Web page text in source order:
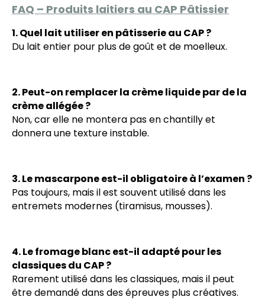
FAQ – Produits laitiers au CAP Pâtissier
1. Quel lait utiliser en pâtisserie au CAP ?
Du lait entier pour plus de goût et de moelleux.
2. Peut-on remplacer la crème liquide par de la
crème allégée ?
Non, car elle ne montera pas en chantilly et
donnera une texture instable.
3. Le mascarpone est-il obligatoire à l’examen ?
Pas toujours, mais il est souvent utilisé dans les
entremets modernes (tiramisus, mousses).
4. Le fromage blanc est-il adapté pour les
classiques du CAP ?
Rarement utilisé dans les classiques, mais il peut
être demandé dans des épreuves plus créatives.